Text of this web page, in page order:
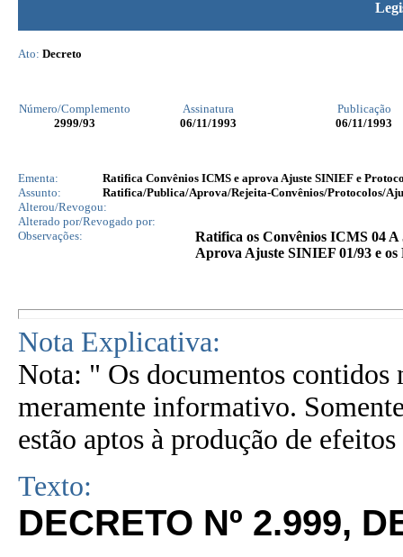
Ato: Decreto
Número/Complemento Assinatura
Publicação
2999/93 06/11/1993 06/11/1993
Ementa:
Ratifica Convênios ICMS e aprova Ajuste SINIEF e
Assunto:
Ratifica/Publica/Aprova/Rejeita-Convênios/Protocolos/
Alterou/Revogou:
Alterado por/Revogado por:
Observações:
Ratifica os Convênios ICMS 04 A
Aprova Ajuste SINIEF 01/93 e os
Nota Explicativa:
Nota: " Os documentos contidos
meramente informativo.
estão aptos à produção de
Texto:
DECRETO Nº 2.999,